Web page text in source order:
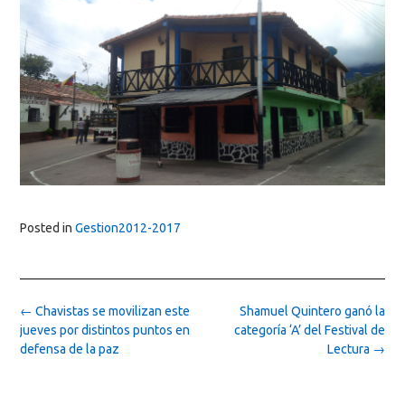
Posted in Gestion2012-2017
Post
navigation
Shamuel Quintero ganó la
categoría ‘A’ del Festival de
Lectura →
← Chavistas se movilizan este
jueves por distintos puntos en
defensa de la paz